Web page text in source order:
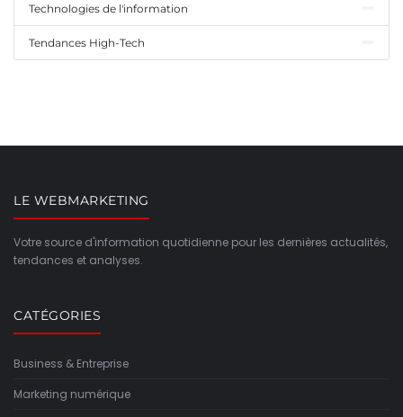
Technologies de l'information
Tendances High-Tech
LE WEBMARKETING
Votre source d'information quotidienne pour les dernières actualités,
tendances et analyses.
CATÉGORIES
Business & Entreprise
Marketing numérique